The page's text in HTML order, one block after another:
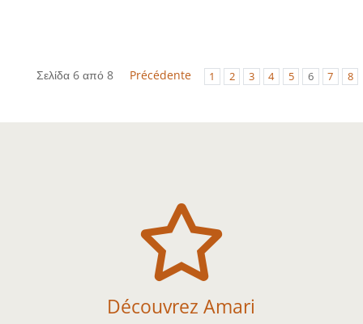
Σελίδα 6 από 8 Précédente 1 2 3 4 5 6 7 8

Découvrez Amari